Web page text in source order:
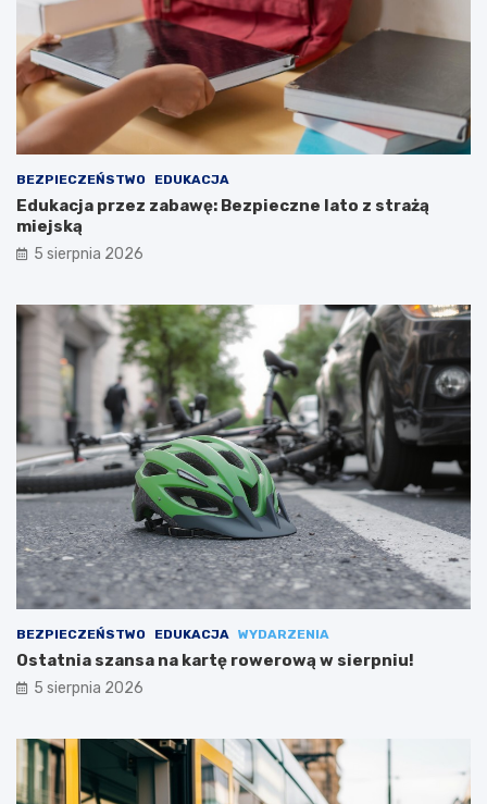
BEZPIECZEŃSTWO EDUKACJA
Edukacja przez zabawę: Bezpieczne lato z strażą
miejską
5 sierpnia 2026
BEZPIECZEŃSTWO EDUKACJA WYDARZENIA
Ostatnia szansa na kartę rowerową w sierpniu!
5 sierpnia 2026